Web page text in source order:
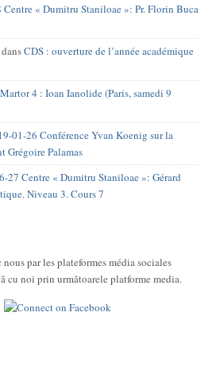
« Dumitru Staniloae »: Pr. Florin Buca
CDS : ouverture de l’année académique
Martor 4 : Ioan Ianolide (Paris, samedi 9
01-26 Conférence Yvan Koenig sur la
Grégoire Palamas
27 Centre « Dumitru Staniloae »: Gérard
Niveau 3. Cours 7
par les plateformes média sociales
vă cu noi prin următoarele platforme media.